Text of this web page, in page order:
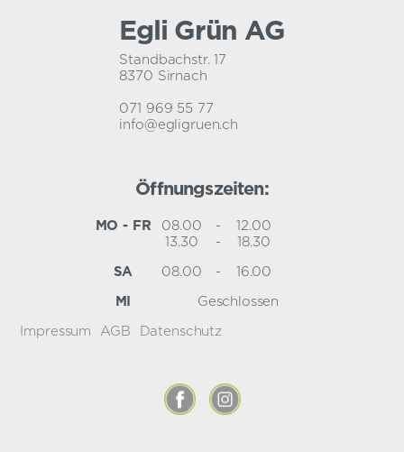
Egli Grün AG
Standbachstr. 17
8370 Sirnach
071 969 55 77
info@egligruen.ch
Öffnungszeiten:
MO - FR 08.00 -
12.00
13.30
- 18.30
SA 08.00 - 16.00
MI Geschlossen
Impressum AGB Datenschutz